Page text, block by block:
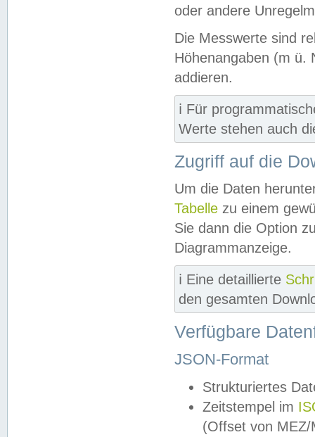
oder andere
Die Messwerte sind
Höhenangaben (m ü.
addieren.
ℹ️ Für
Werte stehen auch
Zugriff auf die
Um die Daten
Tabelle zu einem
Sie dann die Option
Diagrammanzeige.
ℹ️ Eine detaillierte
den gesamten
Verfügbare
JSON-Format
Strukturiertes
Zeitstempel im
(Offset von MEZ/